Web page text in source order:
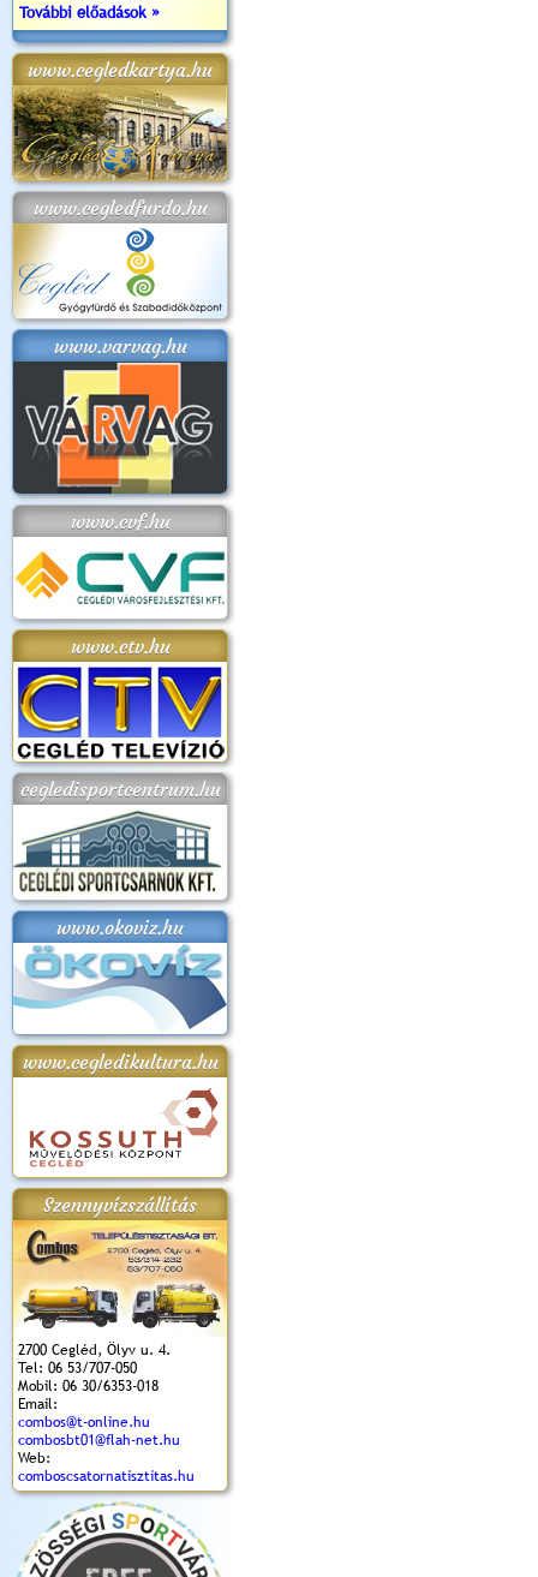
További előadások »
www.cegledkartya.hu
www.cegledfurdo.hu
www.varvag.hu
www.cvf.hu
www.ctv.hu
cegledisportcentrum.hu
www.okoviz.hu
www.cegledikultura.hu
Szennyvízszállítás
2700 Cegléd, Ölyv u. 4.
Tel: 06 53/707-050
Mobil: 06 30/6353-018
Email:
combos@t-online.hu
combosbt01@flah-net.hu
Web:
comboscsatornatisztitas.hu
2018.
Kossuth Toborzó
Ünnepély
Szent István Ünnepe
(2017. 08. 20.)